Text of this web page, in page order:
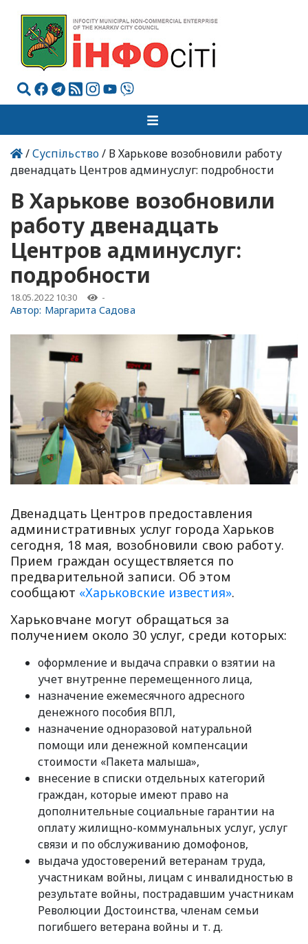
/Суспільство/ В Харькове возобновили работу
двенадцать Центров админуслуг: подробности
В Харькове возобновили
работу двенадцать
Центров админуслуг:
подробности
18.05.2022 10:30 -
Автор: Маргарита Садова
Двенадцать Центров предоставления
административных услуг города Харьков
сегодня, 18 мая, возобновили свою работу.
Прием граждан осуществляется по
предварительной записи. Об этом
сообщают «Харьковские известия».
Харьковчане могут обращаться за
получением около 30 услуг, среди которых:
оформление и выдача справки о взятии на
учет внутренне перемещенного лица,
назначение ежемесячного адресного
денежного пособия ВПЛ,
назначение одноразовой натуральной
помощи или денежной компенсации
стоимости «Пакета малыша»,
внесение в списки отдельных категорий
граждан, которые имеют право на
дополнительные социальные гарантии на
оплату жилищно-коммунальных услуг, услуг
связи и по обслуживанию домофонов,
выдача удостоверений ветеранам труда,
участникам войны, лицам с инвалидностью в
результате войны, пострадавшим участникам
Революции Достоинства, членам семьи
погибшего ветерана войны и т. д.